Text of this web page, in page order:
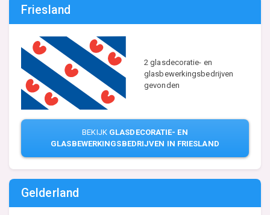
Friesland
2 glasdecoratie- en
glasbewerkingsbedrijven
gevonden
BEKIJK GLASDECORATIE- EN
GLASBEWERKINGSBEDRIJVEN IN FRIESLAND
Gelderland